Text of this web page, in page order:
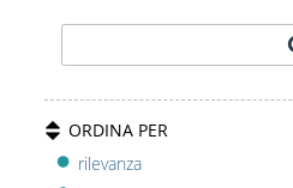
ORDINA PER
rilevanza